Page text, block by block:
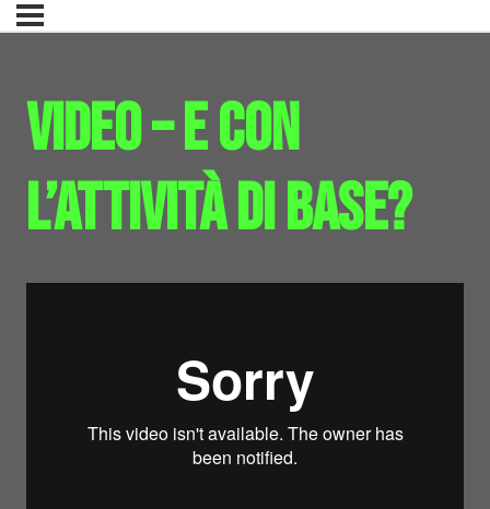
Video – E con
l’attività di base?